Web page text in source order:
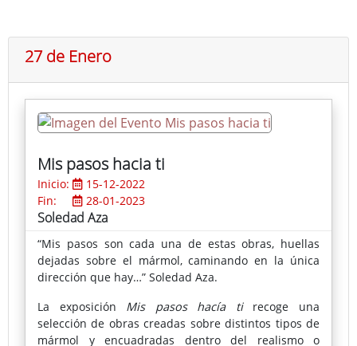
27 de Enero
Mis pasos hacia ti
Inicio:
15-12-2022
Fin:
28-01-2023
Soledad Aza
“Mis pasos son cada una de estas obras, huellas
dejadas sobre el mármol, caminando en la única
dirección que hay…” Soledad Aza.
La exposición Mis pasos hacía tirecoge una
selección de obras creadas sobre distintos tipos de
mármol y encuadradas dentro del realismo o